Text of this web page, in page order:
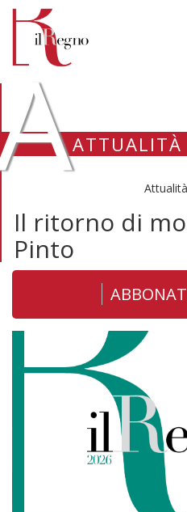
ATTUALITÀ
Il ritorno di
Pinto